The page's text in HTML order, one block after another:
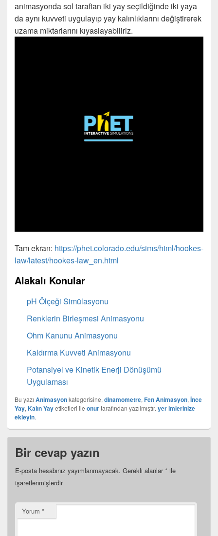
animasyonda sol taraftan iki yay seçildiğinde iki yaya
da aynı kuvveti uygulayıp yay kalınlıklarını değiştirerek
uzama miktarlarını kıyaslayabiliriz.
Tam ekran: https://phet.colorado.edu/sims/html/hookes-
law/latest/hookes-law_en.html
Alakalı Konular
pH Ölçeği Simülasyonu
Renklerin Birleşmesi Animasyonu
Ohm Kanunu Animasyonu
Kaldırma Kuvveti Animasyonu
Potansiyel ve Kinetik Enerji Dönüşümü
Uygulaması
Bu yazı Animasyonkategorisine, dinamometre, Fen Animasyon, İnce
Yay, Kalın Yayetiketleri ile onurtarafından yazılmıştır. yer imlerinize
ekleyin.
Bir cevap yazın
E-posta hesabınız yayımlanmayacak. Gerekli alanlar* ile
işaretlenmişlerdir
Yorum *